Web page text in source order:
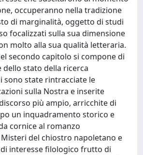
occuperanno nella tradizione
di marginalità, oggetto di studi
focalizzati sulla sua dimensione
molto alla sua qualità letteraria.
secondo capitolo si compone di
stato della ricerca
sono state rintracciate le
sulla Nostra e inserite
più ampio, arricchite di
un inquadramento storico e
cornice al romanzo
del chiostro napoletano e
interesse filologico frutto di